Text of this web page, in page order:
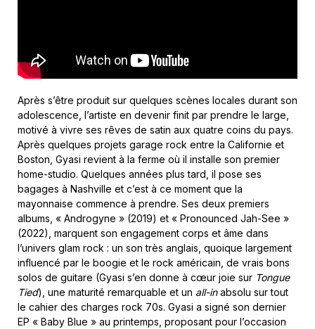
Après s’être produit sur quelques scènes locales durant son
adolescence, l’artiste en devenir finit par prendre le large,
motivé à vivre ses rêves de satin aux quatre coins du pays.
Après quelques projets garage rock entre la Californie et
Boston, Gyasi revient à la ferme où il installe son premier
home-studio. Quelques années plus tard, il pose ses
bagages à Nashville et c’est à ce moment que la
mayonnaise commence à prendre. Ses deux premiers
albums, « Androgyne » (2019) et « Pronounced Jah-See »
(2022), marquent son engagement corps et âme dans
l’univers glam rock : un son très anglais, quoique largement
influencé par le boogie et le rock américain, de vrais bons
solos de guitare (Gyasi s’en donne à cœur joie sur Tongue
Tied), une maturité remarquable et un all-inabsolu sur tout
le cahier des charges rock 70s. Gyasi a signé son dernier
EP « Baby Blue » au printemps, proposant pour l’occasion